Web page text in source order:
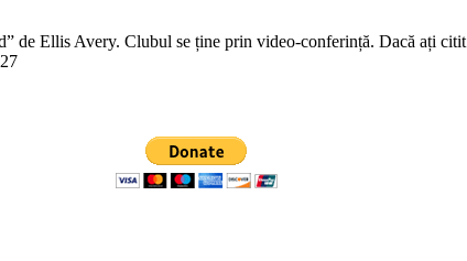
de Ellis Avery. Clubul se ține prin video-conferință. Dacă ați